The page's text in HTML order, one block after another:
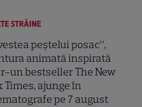
STRĂINE
peștelui posac”,
animată inspirată
un bestseller The New
Times, ajunge în
pe 7 august